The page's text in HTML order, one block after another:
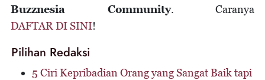
Buzznesia Community. Caranya
DAFTAR DI SINI!
Pilihan Redaksi
5 Ciri Kepribadian Orang yang Sangat Baik tapi